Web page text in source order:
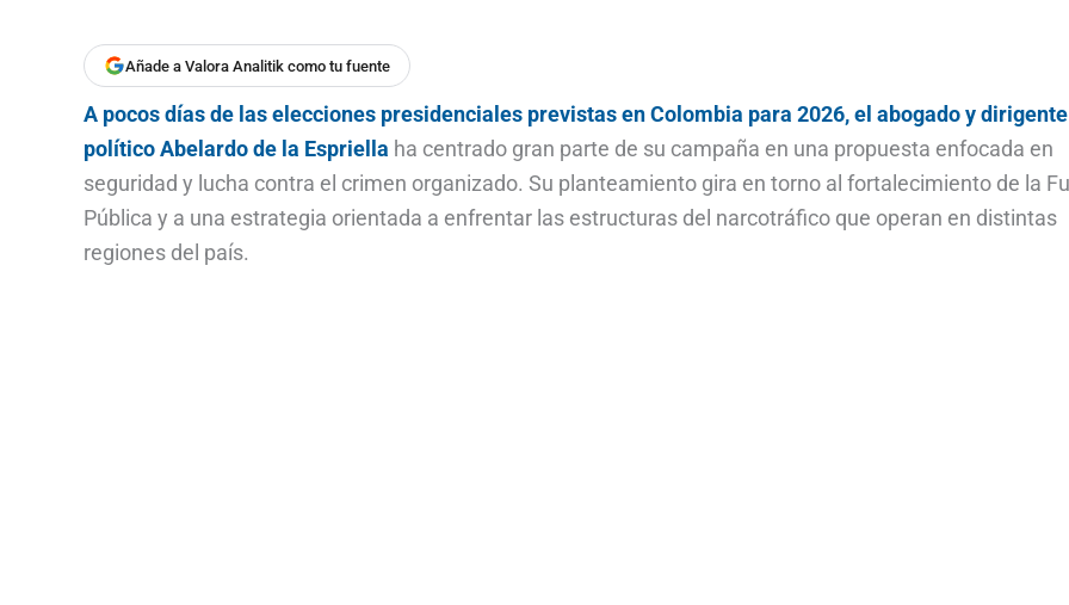
Añade a Valora Analitik como tu fuente
A pocos días de las elecciones presidenciales previstas en Colombia para 2026, el abogado y dirigente
político Abelardo de la Espriella ha centrado gran parte de su campaña en una propuesta enfocada en
seguridad y lucha contra el crimen organizado. Su planteamiento gira en torno al fortalecimiento de la
Pública y a una estrategia orientada a enfrentar las estructuras del narcotráfico que operan en distintas
regiones del país.